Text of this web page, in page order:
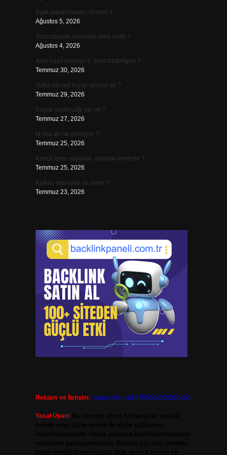
Ayak tabanı neden önemli ?
Ağustos 5, 2026
Amputasyon ameliyatı riskli midir ?
Ağustos 4, 2026
Alan nasıl bulunur 6. sınıf dikdörtgen ?
Temmuz 30, 2026
Yufka ekmek hangi yöreye ait ?
Temmuz 29, 2026
Kuşlar zeytinyağı yer mi ?
Temmuz 27, 2026
M rise av ne anlatıyor ?
Temmuz 25, 2026
Kireçli içme suyunun zararları nelerdir ?
Temmuz 25, 2026
Kafkas oyununa ne denir ?
Temmuz 23, 2026
Reklam ve İletişim: Skype: live:.cid.575569c608265c69
Yasal Uyarı: